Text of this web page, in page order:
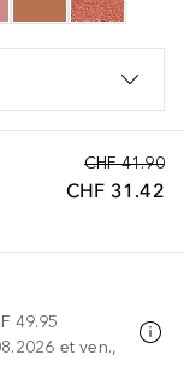
CHF 41.90
CHF 31.42
49.95
et ven.,